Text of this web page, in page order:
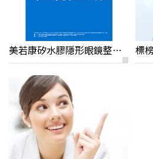
美若康矽水膠隱形眼鏡整個不一樣